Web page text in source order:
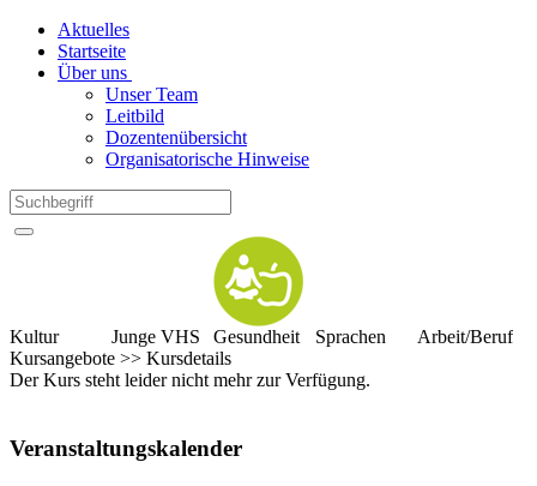
Aktuelles
Startseite
Über uns
Unser Team
Leitbild
Dozentenübersicht
Organisatorische Hinweise
Kultur Junge VHS Gesundheit Sprachen
Arbeit/Beruf
Kursangebote >> Kursdetails
Der Kurs steht leider nicht mehr zur Verfügung.
Veranstaltungskalender